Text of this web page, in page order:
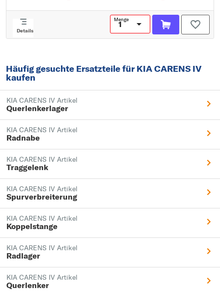
Details
Menge
Häufig gesuchte Ersatzteile für KIA CARENS IV
kaufen
KIA CARENS IV Artikel
Querlenkerlager
KIA CARENS IV Artikel
Radnabe
KIA CARENS IV Artikel
Traggelenk
KIA CARENS IV Artikel
Spurverbreiterung
KIA CARENS IV Artikel
Koppelstange
KIA CARENS IV Artikel
Radlager
KIA CARENS IV Artikel
Querlenker